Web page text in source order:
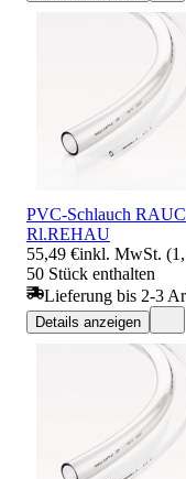
PVC-Schlauch
Rl.REHAU
55,49 €inkl. MwSt.
50 Stück enthalten
Lieferung bis 2-3
Details anzeigen